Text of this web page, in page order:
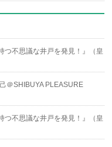
つ不思議な井戸を発見！』（皇
＠SHIBUYA PLEASURE
つ不思議な井戸を発見！』（皇